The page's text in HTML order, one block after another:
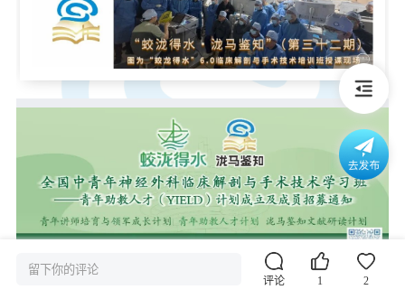
留下你的评论
评论 1 2